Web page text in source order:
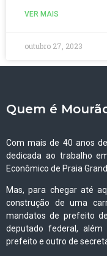
VER MAIS
outubro 27, 2023
Quem é
Com mais de 40 anos
dedicada ao trabalho
Econômico de Praia
Mas, para chegar até
construção de uma
mandatos de prefeito
deputado federal,
prefeito e outro de